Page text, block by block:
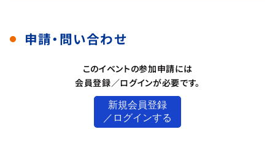
申請・問い合わせ
このイベントの参加申請には
会員登録／ログインが必要です。
新規会員登録
／ログインする